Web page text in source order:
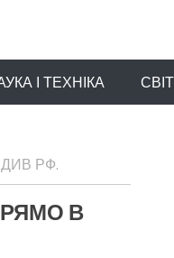
І ТЕХНІКА СВІТ
РФ.
В